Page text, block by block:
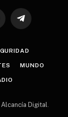
Telegram
MUNDO
Alcancía Digital